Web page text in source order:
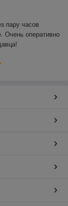
пару часов
Очень оперативно